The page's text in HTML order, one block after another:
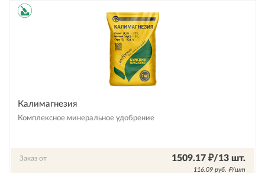
Калимагнезия
Комплексное минеральное удобрение
Заказ от 1509.17 ₽/13 шт.
116.09 руб. ₽/шт